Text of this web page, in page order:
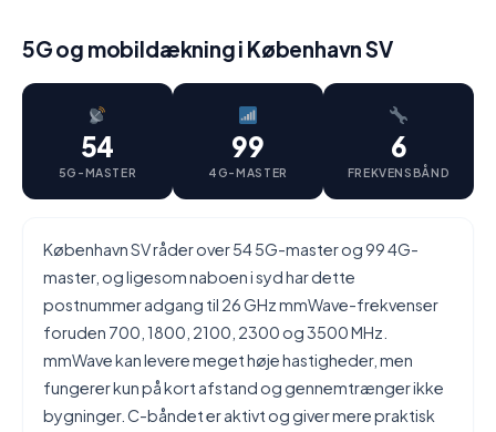
5G og mobildækning i København SV
54
5G-MASTER
99
4G-MASTER
6
FREKVENSBÅND
København SV råder over 54 5G-master og 99 4G-
master, og ligesom naboen i syd har dette
postnummer adgang til 26 GHz mmWave-frekvenser
foruden 700, 1800, 2100, 2300 og 3500 MHz.
mmWave kan levere meget høje hastigheder, men
fungerer kun på kort afstand og gennemtrænger ikke
bygninger. C-båndet er aktivt og giver mere praktisk